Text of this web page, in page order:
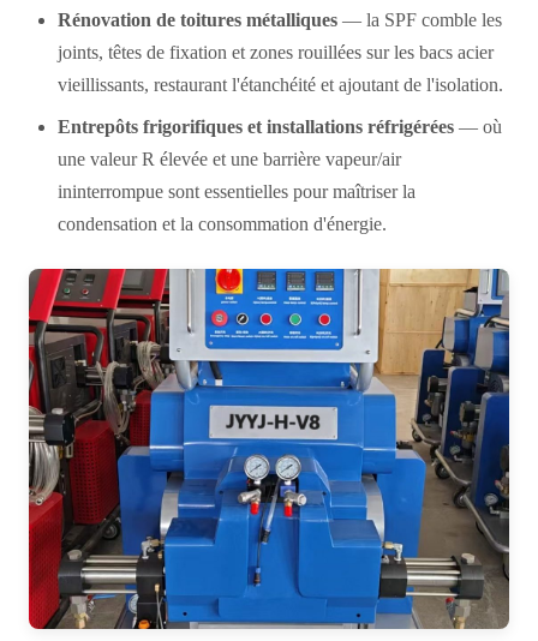
Rénovation de toitures métalliques — la SPF comble les
joints, têtes de fixation et zones rouillées sur les bacs acier
vieillissants, restaurant l'étanchéité et ajoutant de l'isolation.
Entrepôts frigorifiques et installations réfrigérées — où
une valeur R élevée et une barrière vapeur/air
ininterrompue sont essentielles pour maîtriser la
condensation et la consommation d'énergie.